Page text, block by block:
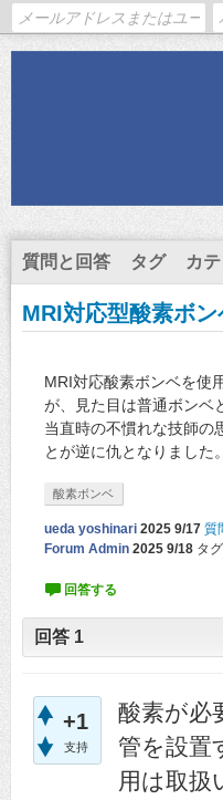
質問と回答 タグ カ
MRI対応型酸素ボ
MRI対応酸素ボンベを使
が、見た目は普通ボンベ
当直時の不慣れな技師の
とが逆に仇となりました
酸素ボンベ
ueda yoshinari 2025 9/17 質
Forum Admin 2025 9/18 タ
回答 1
+1
支持
酸素が必
管を設置
用は取扱